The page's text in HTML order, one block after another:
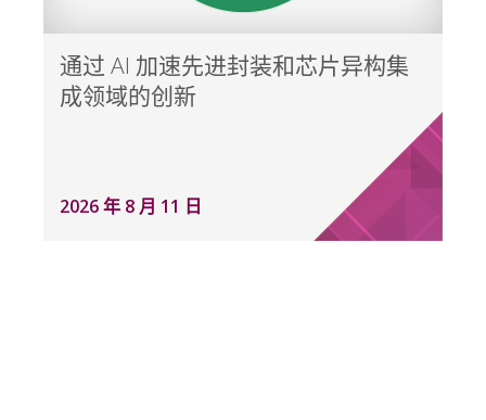
通过 AI 加速先进封装和芯片异构集
成领域的创新
2026 年 8 月 11 日